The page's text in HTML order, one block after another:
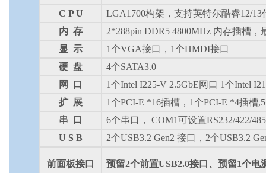
C P U
LGA1700构架，支持英特尔酷睿12/13
内 存
2*288pin DDR5 4800MHz 内存插槽，
显 示
1个VGA接口，1个HMDI接口
硬 盘
4个SATA3.0
网
口
1个Intel I225-V 2.5GbE网口 1个Intel
扩 展
1个PCI-E *16插槽，1个PCI-E *4插槽
串
口
6个串口， COM1可设置RS232/422/
U S B
2个USB3.2 Gen2 接口，2个USB3.2
前面板接口 预留2个前置USB2.0接口、预留1个电